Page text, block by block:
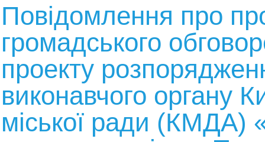
Повідомлення про
громадського
проекту
виконавчого органу
міської ради (КМДА)